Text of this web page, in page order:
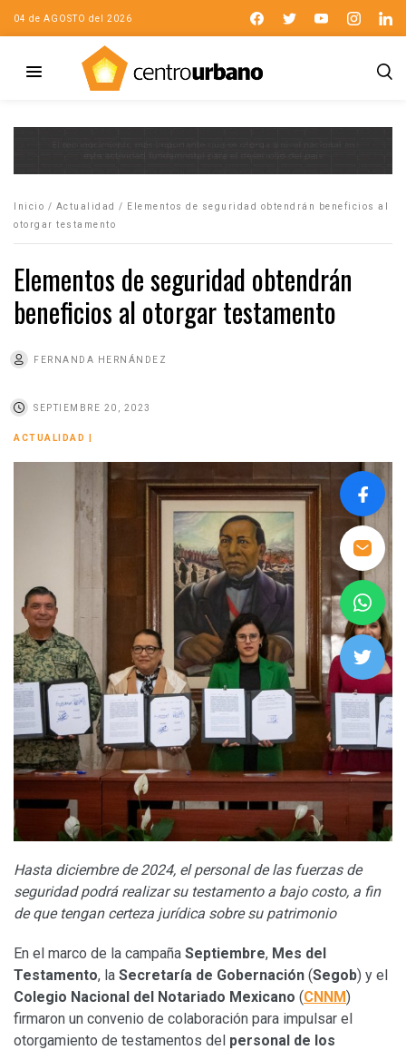
04 de AGOSTO del 2026
Inicio / Actualidad /
Elementos de seguridad obtendrán beneficios al
otorgar testamento
Elementos de seguridad obtendrán
beneficios al otorgar testamento
FERNANDA HERNÁNDEZ
SEPTIEMBRE 20, 2023
ACTUALIDAD
Hasta diciembre de 2024, el personal de las fuerzas de
seguridad podrá realizar su testamento a bajo costo, a fin
de que tengan certeza jurídica sobre su patrimonio
En el marco de la campaña Septiembre, Mes del
Testamento, la Secretaría de Gobernación (Segob) y el
Colegio Nacional del Notariado Mexicano (CNNM)
firmaron un convenio de colaboración para impulsar el
otorgamiento de testamentos del personal de los